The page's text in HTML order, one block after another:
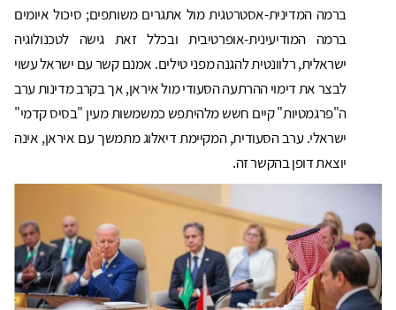
ברמה המדינית-אסטרטגית מול אתגרים משותפים; סיכול איומים
ברמה המודיעינית-אופרטיבית ובכלל זאת גישה לטכנולוגיה
ישראלית, רלוונטית להגנה מפני טילים. אמנם קשר עם ישראל עשוי
לבצר את דימוי ההרתעה הסעודי מול איראן, אך בקרב מדינות ערב
ה"פרגמטיות" קיים חשש מלהיתפש כמשמשות מעין "בסיס קדמי"
ישראלי. ערב הסעודית, המקיימת דיאלוג מתמשך עם איראן, אינה
יוצאת דופן בהקשר זה.